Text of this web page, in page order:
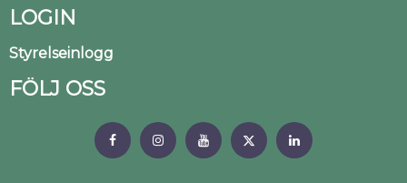
LOGIN
Styrelseinlogg
FÖLJ OSS